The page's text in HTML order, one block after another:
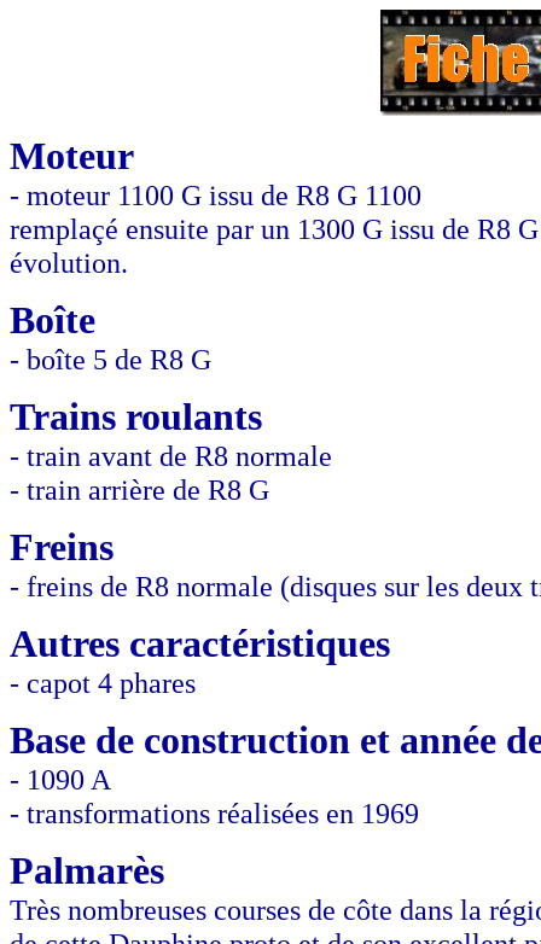
Moteur
- moteur 1100 G issu de R8 G 1100
remplaçé ensuite par un 1300 G issu de R8
évolution.
Boîte
- boîte 5 de R8 G
Trains roulants
- train avant de R8 normale
- train arrière de R8 G
Freins
- freins de R8 normale (disques sur les deux
Autres caractéristiques
- capot 4 phares
Base de construction et année
- 1090 A
- transformations réalisées en 1969
Palmarès
Très nombreuses courses de côte dans la